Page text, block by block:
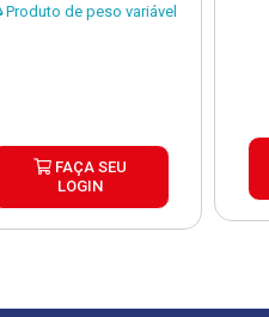
Produto de peso variável
FAÇA SEU
LOGIN